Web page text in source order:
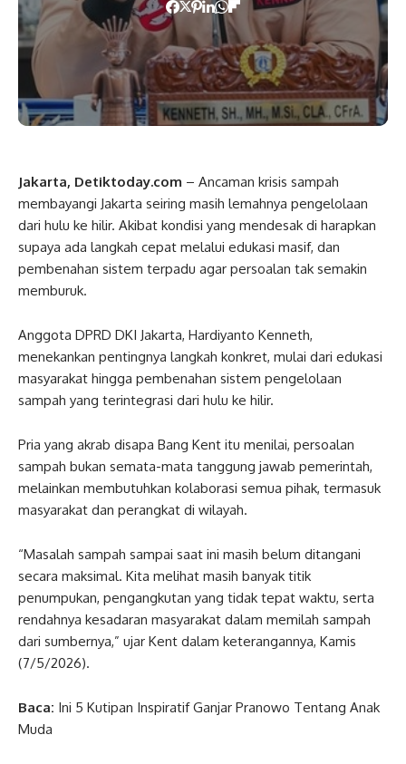
Jakarta, Detiktoday.com – Ancaman krisis sampah
membayangi Jakarta seiring masih lemahnya pengelolaan
dari hulu ke hilir. Akibat kondisi yang mendesak di harapkan
supaya ada langkah cepat melalui edukasi masif, dan
pembenahan sistem terpadu agar persoalan tak semakin
memburuk.
Anggota DPRD DKI Jakarta, Hardiyanto Kenneth,
menekankan pentingnya langkah konkret, mulai dari edukasi
masyarakat hingga pembenahan sistem pengelolaan
sampah yang terintegrasi dari hulu ke hilir.
Pria yang akrab disapa Bang Kent itu menilai, persoalan
sampah bukan semata-mata tanggung jawab pemerintah,
melainkan membutuhkan kolaborasi semua pihak, termasuk
masyarakat dan perangkat di wilayah.
“Masalah sampah sampai saat ini masih belum ditangani
secara maksimal. Kita melihat masih banyak titik
penumpukan, pengangkutan yang tidak tepat waktu, serta
rendahnya kesadaran masyarakat dalam memilah sampah
dari sumbernya,” ujar Kent dalam keterangannya, Kamis
(7/5/2026).
Baca: Ini 5 Kutipan Inspiratif Ganjar Pranowo Tentang Anak
Muda